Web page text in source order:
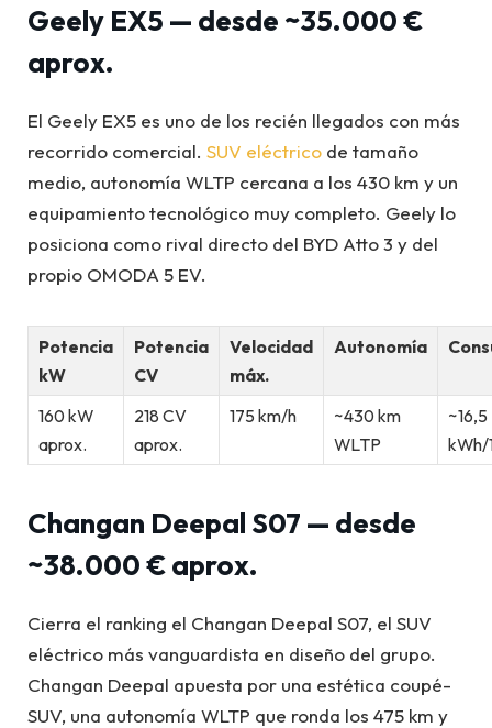
Geely EX5 — desde ~35.000 €
aprox.
El Geely EX5 es uno de los recién llegados con más
recorrido comercial. SUV eléctrico de tamaño
medio, autonomía WLTP cercana a los 430 km y un
equipamiento tecnológico muy completo. Geely lo
posiciona como rival directo del BYD Atto 3 y del
propio OMODA 5 EV.
Potencia
kW
Potencia
CV
Velocidad
máx.
Autonomía
160 kW
aprox.
218 CV
aprox.
175 km/h
~430 km
WLTP
~16,5
kWh/
Changan Deepal S07 — desde
~38.000 € aprox.
Cierra el ranking el Changan Deepal S07, el SUV
eléctrico más vanguardista en diseño del grupo.
Changan Deepal apuesta por una estética coupé-
SUV, una autonomía WLTP que ronda los 475 km y